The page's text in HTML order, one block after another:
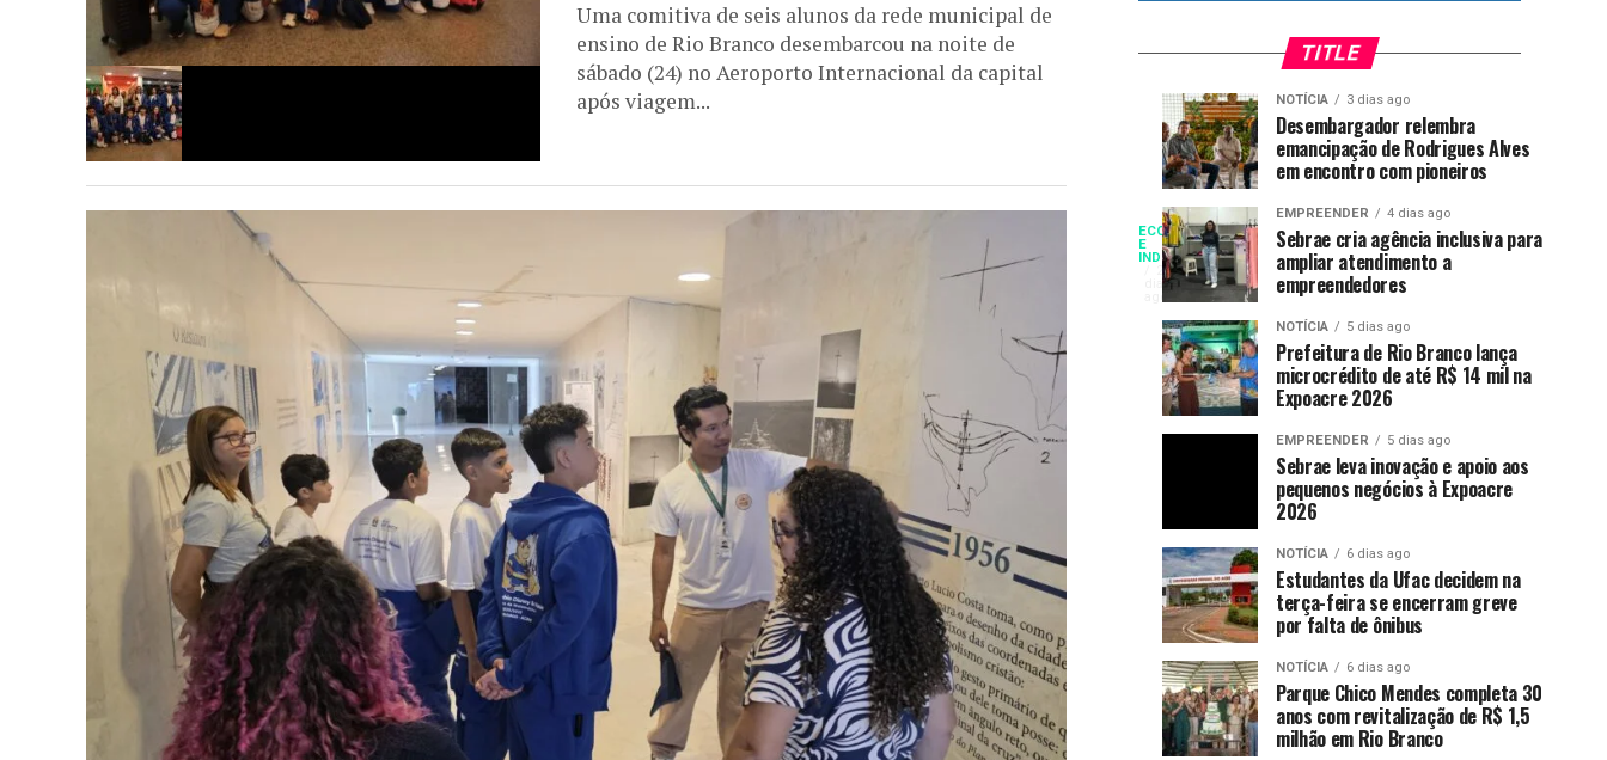
Uma comitiva de seis alunos da rede municipal de
ensino de Rio Branco desembarcou na noite de
sábado (24) no Aeroporto Internacional da capital
após viagem...
TITLE
ECONOMIA
E
INDUSTRIA
2
dias
Selic
cai
para
14%,
entidades
consideram
corte
insuficiente
O
corte
0,25
ponto
percentual
taxa
considerado
insuficiente
por
entidades
indústria
nesta
quarta-
NOTÍCIA
dias
ago
Expoacre
2026
oferece
atendimento
psicológico
e
práticas
integrativas
em
Rio
Branco
SAÚDE
dias
ago
Oito
em
cada
dez
escolas
brasileiras
discutem
efeitos
das
telas
NOTÍCIA 3 dias ago
Desembargador relembra
emancipação de Rodrigues Alves
em encontro com pioneiros
EMPREENDER 4 dias ago
Sebrae cria agência inclusiva para
ampliar atendimento a
empreendedores
NOTÍCIA 5 dias ago
Prefeitura de Rio Branco lança
microcrédito de até R$ 14 mil na
Expoacre 2026
EMPREENDER 5 dias ago
Sebrae leva inovação e apoio aos
pequenos negócios à Expoacre
2026
NOTÍCIA 6 dias ago
Estudantes da Ufac decidem na
terça-feira se encerram greve
por falta de ônibus
NOTÍCIA 6 dias ago
Parque Chico Mendes completa 30
anos com revitalização de R$ 1,5
milhão em Rio Branco